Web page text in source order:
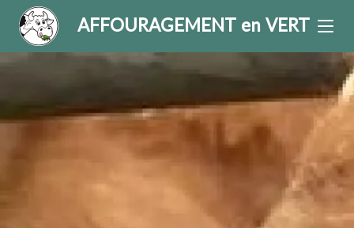
AFFOURAGEMENT en VERT